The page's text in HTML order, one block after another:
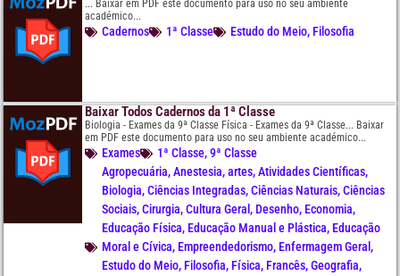
... Baixar em PDF este documento para uso no seu ambiente
académico...
Cadernos 1ª Classe Estudo do Meio, Filosofia
Baixar Todos Cadernos da 1ª Classe
Biologia - Exames da 9ª Classe Física - Exames da 9ª Classe... Baixar
em PDF este documento para uso no seu ambiente académico...
Exames 1ª Classe,9ª Classe
Agropecuária,Anestesia,artes,Atividades Científicas,
Biologia,Ciências Integradas,Ciências Naturais,Ciências
Sociais,Cirurgia,Cultura Geral , Desenho, Economia,
Educação Física, Educação Manual e Plástica, Educação
Moral e Cívica, Empreendedorismo, Enfermagem Geral ,
Estudo do Meio, Filosofia, Física, Francês,Geografia,